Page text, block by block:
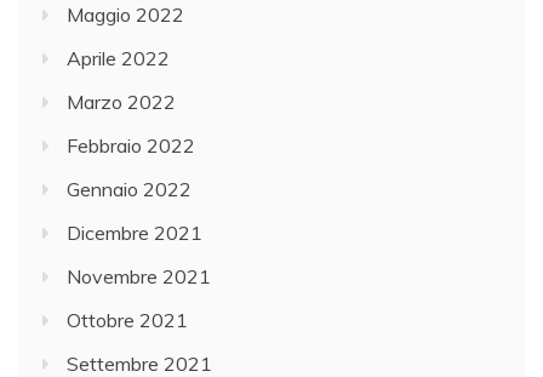
Maggio 2022
Aprile 2022
Marzo 2022
Febbraio 2022
Gennaio 2022
Dicembre 2021
Novembre 2021
Ottobre 2021
Settembre 2021